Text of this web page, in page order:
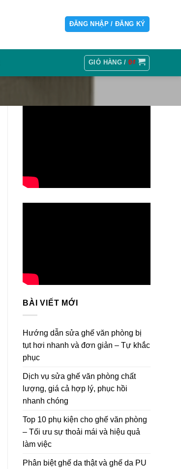
ĐĂNG NHẬP / ĐĂNG KÝ
GIỎ HÀNG /0₫
BÀI VIẾT MỚI
Hướng dẫn sửa ghế văn phòng bị
tụt hơi nhanh và đơn giản – Tự khắc
phục
Dịch vụ sửa ghế văn phòng chất
lượng, giá cả hợp lý, phục hồi
nhanh chóng
Top 10 phụ kiện cho ghế văn phòng
– Tối ưu sự thoải mái và hiệu quả
làm việc
Phân biệt ghế da thật và ghế da PU